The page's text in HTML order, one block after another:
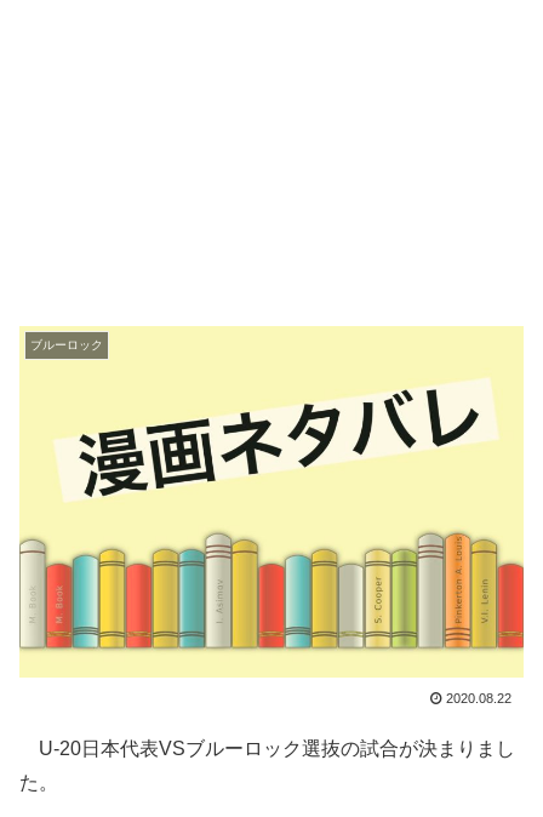
ブルーロック
2020.08.22
U-20日本代表VSブルーロック選抜の試合が決まりまし
た。